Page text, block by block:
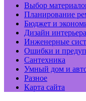
Выбор
Планирование
Бюджет и
Дизайн интерьера
Инженерные
Ошибки и
Сантехника
Умный дом и
Разное
Карта сайта